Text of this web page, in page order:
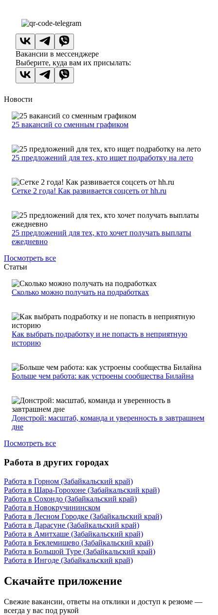
Вакансии в мессенджере
Выберите, куда вам их присылать:
Новости
25 вакансий со сменным графиком
25 предложений для тех, кто ищет подработку на лето
Сетке 2 года! Как развивается соцсеть от hh.ru
25 предложений для тех, кто хочет получать выплаты
ежедневно
Посмотреть все
Статьи
Сколько можно получать на подработках
Как выбрать подработку и не попасть в неприятную
историю
Больше чем работа: как устроены сообщества Билайна
Донстрой: масштаб, команда и уверенность в завтрашнем
дне
Посмотреть все
Работа в других городах
Работа в Горном (Забайкальский край)
Работа в Шара-Горохоне (Забайкальский край)
Работа в Сохондо (Забайкальский край)
Работа в Новокручининском
Работа в Лесном Городке (Забайкальский край)
Работа в Дарасуне (Забайкальский край)
Работа в Амитхаше (Забайкальский край)
Работа в Беклемишево (Забайкальский край)
Работа в Большой Туре (Забайкальский край)
Работа в Ингоде (Забайкальский край)
Скачайте приложение
Свежие вакансии, ответы на отклики и доступ к резюме —
всегда у вас под рукой